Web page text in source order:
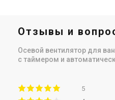
Отзывы и
Осевой вентилятор для
с таймером и
5